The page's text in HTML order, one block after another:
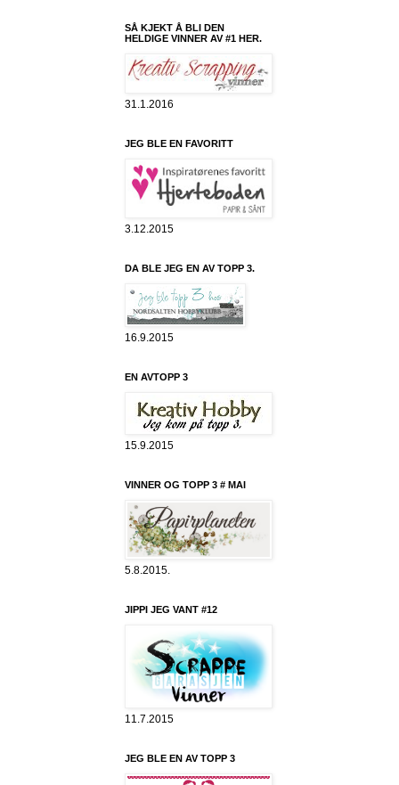
SÅ KJEKT Å BLI DEN
HELDIGE VINNER AV #1 HER.
31.1.2016
JEG BLE EN FAVORITT
3.12.2015
DA BLE JEG EN AV TOPP 3.
16.9.2015
EN AVTOPP 3
15.9.2015
VINNER OG TOPP 3 # MAI
5.8.2015.
JIPPI JEG VANT #12
11.7.2015
JEG BLE EN AV TOPP 3